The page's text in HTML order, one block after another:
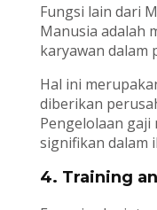
Fungsi lain dari
Manusia adalah
karyawan dalam
Hal ini
diberikan
Pengelolaan
signifikan dalam
4. Training